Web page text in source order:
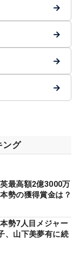
→
→
→
→
ング
最高額2億3000万
勢の獲得賞金は？
勢7人目メジャー
山下美夢有に続